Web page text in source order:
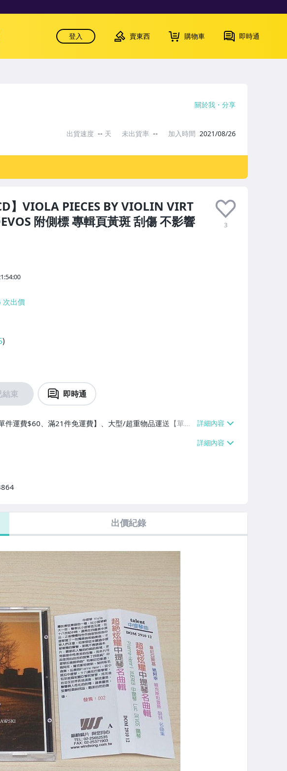
登入 賣東西 購物車 即時通
】VIOLA PIECES BY VIOLIN VIRT
附側標 專輯頁黃斑 刮傷 不影響
3
次出價
)
結束 即時通
件運費$60、滿21件免運費】、大型/超重物品運送【單件
21件免運費】、面交/自取/不寄送【免運費】、跨國寄送
、消費滿$100000免運費】
關於我 分享
出貨速度 -- 天 未出貨率 -- 加入時間 2021/08/26
出價紀錄